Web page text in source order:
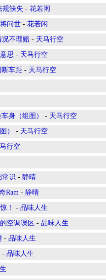
规缺失 - 花若闲
问世 - 花若闲
况不理赔 - 天马行空
思 - 天马行空
车距 - 天马行空
身（组图） - 天马行空
） - 天马行空
行空
常识 - 静晴
Ram - 静晴
！ - 品味人生
空调误区 - 品味人生
- 品味人生
- 品味人生